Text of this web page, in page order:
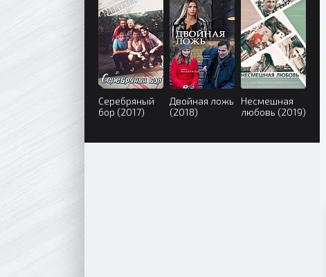
Серебряный
бор (2017)
Двойная ложь
(2018)
Несмешная
любовь (2019)